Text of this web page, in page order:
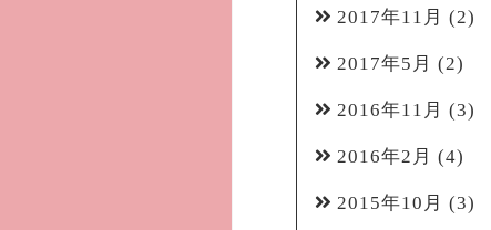
2017年11月 (2)
2017年5月 (2)
2016年11月 (3)
2016年2月 (4)
2015年10月 (3)